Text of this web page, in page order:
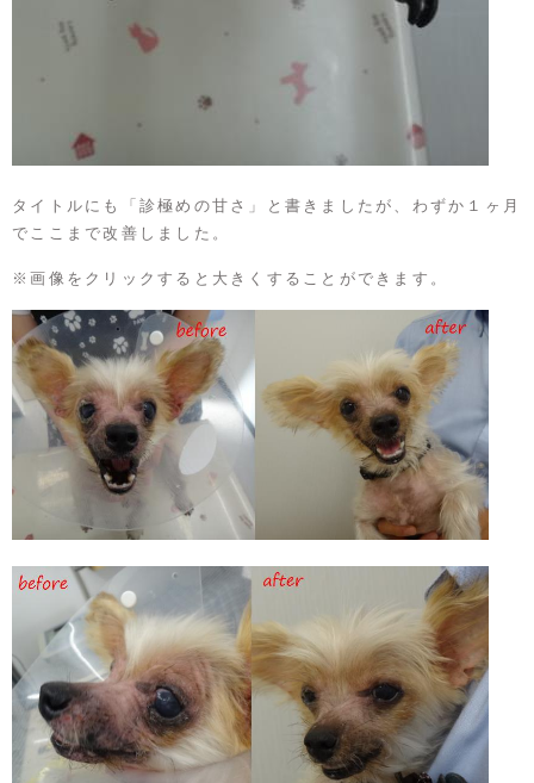
タイトルにも「診極めの甘さ」と書きましたが、わずか１ヶ月
でここまで改善しました。
※画像をクリックすると大きくすることができます。